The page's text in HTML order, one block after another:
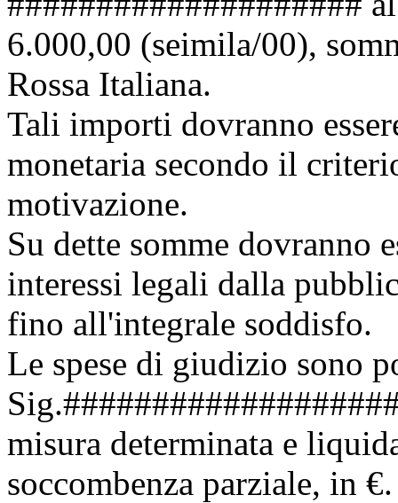
6.000,00 (seimila/00),
Rossa Italiana.
Tali importi dovranno
monetaria secondo il
motivazione.
Su dette somme dovranno
interessi legali dalla
fino all'integrale soddisfo.
Le spese di giudizio sono
misura determinata e
soccombenza parziale, in